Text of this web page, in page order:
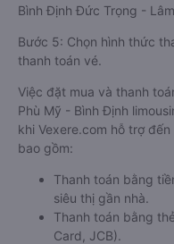
Bình Định Đức Trọng -
Bước 5: Chọn hình thức
thanh toán vé.
Việc đặt mua và thanh
Phù Mỹ - Bình Định
khi Vexere.com hỗ trợ
bao gồm:
Thanh toán bằng
siêu thị gần nhà.
Thanh toán bằng
Card, JCB).